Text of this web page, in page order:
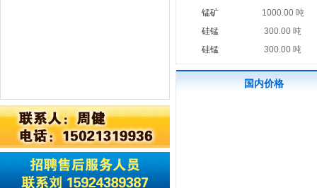
锰矿
1000.00 吨
硅锰
300.00 吨
硅锰
300.00 吨
国内价格